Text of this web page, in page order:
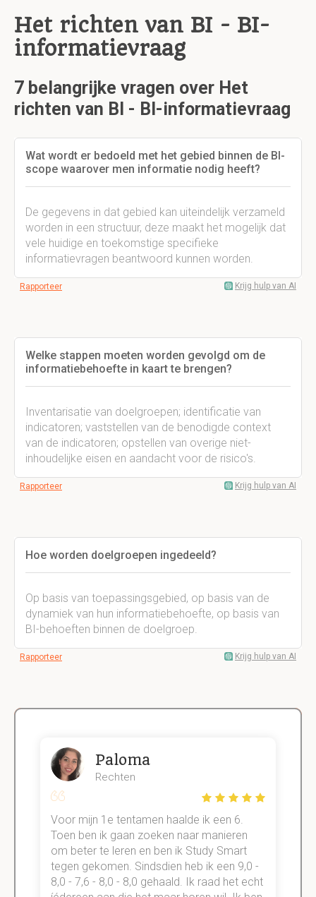
Het richten van BI - BI-
informatievraag
7 belangrijke vragen over Het
richten van BI - BI-informatievraag
Wat wordt er bedoeld met het gebied binnen de BI-
scope waarover men informatie nodig heeft?
De gegevens in dat gebied kan uiteindelijk verzameld
worden in een structuur, deze maakt het mogelijk dat
vele huidige en toekomstige specifieke
informatievragen beantwoord kunnen worden.
Rapporteer Krijg hulp van AI
Welke stappen moeten worden gevolgd om de
informatiebehoefte in kaart te brengen?
Inventarisatie van doelgroepen; identificatie van
indicatoren; vaststellen van de benodigde context
van de indicatoren; opstellen van overige niet-
inhoudelijke eisen en aandacht voor de risico's.
Rapporteer Krijg hulp van AI
Hoe worden doelgroepen ingedeeld?
Op basis van toepassingsgebied, op basis van de
dynamiek van hun informatiebehoefte, op basis van
BI-behoeften binnen de doelgroep.
Rapporteer Krijg hulp van AI
Paloma
Rechten
Voor mijn 1e tentamen haalde ik een 6.
Toen ben ik gaan zoeken naar manieren
om beter te leren en ben ik Study Smart
tegen gekomen. Sindsdien heb ik een 9,0 -
8,0 - 7,6 - 8,0 - 8,0 gehaald. Ik raad het echt